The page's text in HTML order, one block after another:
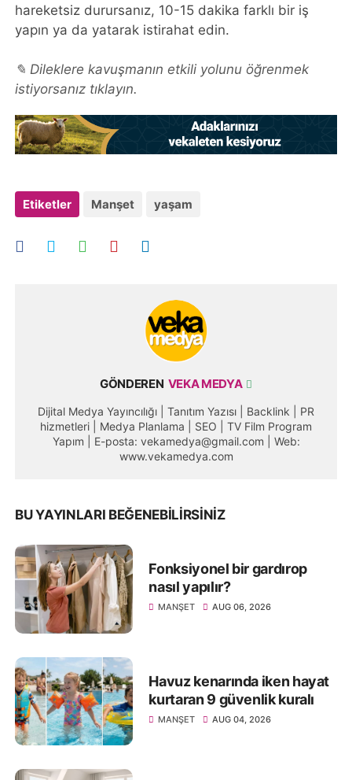
hareketsiz durursanız, 10-15 dakika farklı bir iş
yapın ya da yatarak istirahat edin.
✎ Dileklere kavuşmanın etkili yolunu öğrenmek
istiyorsanız tıklayın.
Etiketler Manşet yaşam
GÖNDEREN VEKA MEDYA
Dijital Medya Yayıncılığı | Tanıtım Yazısı | Backlink | PR
hizmetleri | Medya Planlama | SEO | TV Film Program
Yapım | E-posta: vekamedya@gmail.com | Web:
www.vekamedya.com
BU YAYINLARI BEĞENEBILIRSINIZ
Fonksiyonel bir gardırop
nasıl yapılır?
MANŞET AUG 06, 2026
Havuz kenarında iken hayat
kurtaran 9 güvenlik kuralı
MANŞET AUG 04, 2026